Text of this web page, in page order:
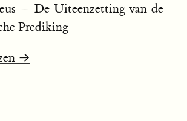
— De Uiteenzetting van de
Prediking
→